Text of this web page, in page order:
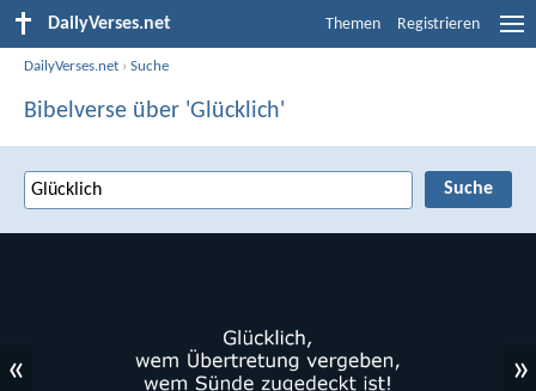
DailyVerses.net Themen Registrieren
DailyVerses.net ›Suche
Bibelverse über 'Glücklich'
« »